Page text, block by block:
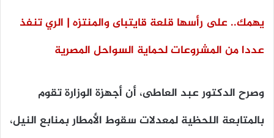
يهمك.. على رأسها قلعة قايتباى والمنتزه | الري تنفذ
عددا من المشروعات لحماية السواحل المصرية
وصرح الدكتور عبد العاطى، أن أجهزة الوزارة تقوم
بالمتابعة اللحظية لمعدلات سقوط الأمطار بمنابع النيل،